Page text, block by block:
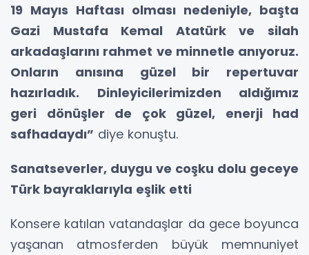
19 Mayıs Haftası olması nedeniyle, başta
Gazi Mustafa Kemal Atatürk ve silah
arkadaşlarını rahmet ve minnetle anıyoruz.
Onların anısına güzel bir repertuvar
hazırladık. Dinleyicilerimizden aldığımız
geri dönüşler de çok güzel, enerji had
safhadaydı” diye konuştu.
Sanatseverler, duygu ve coşku dolu geceye
Türk bayraklarıyla eşlik etti
Konsere katılan vatandaşlar da gece boyunca
yaşanan atmosferden büyük memnuniyet